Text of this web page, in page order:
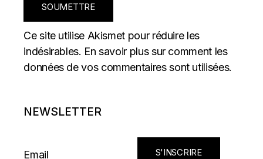
SOUMETTRE
Ce site utilise Akismet pour réduire les
indésirables. En savoir plus sur comment les
données de vos commentaires sont utilisées.
NEWSLETTER
S'INSCRIRE